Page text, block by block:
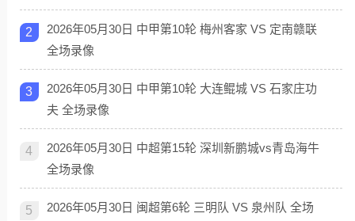
2
2026年05月30日 中甲第10轮 梅州客家 VS 定南赣联
全场录像
3
2026年05月30日 中甲第10轮 大连鲲城 VS 石家庄功
夫 全场录像
4
2026年05月30日 中超第15轮 深圳新鹏城vs青岛海牛
全场录像
5
2026年05月30日 闽超第6轮 三明队 VS 泉州队 全场